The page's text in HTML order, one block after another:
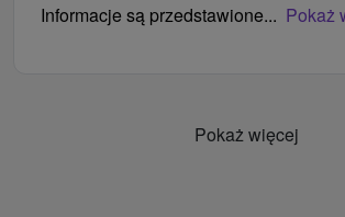
Informacje są przedstawione... Pokaż
Pokaż więcej